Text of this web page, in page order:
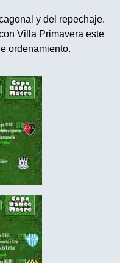
y del repechaje.
Villa Primavera este
ordenamiento.